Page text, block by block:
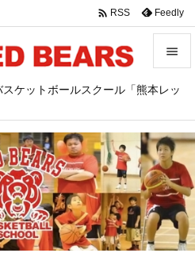
ケットボールスクール「熊本レッ



サイド

前へ

次へ

 RSS Feedly